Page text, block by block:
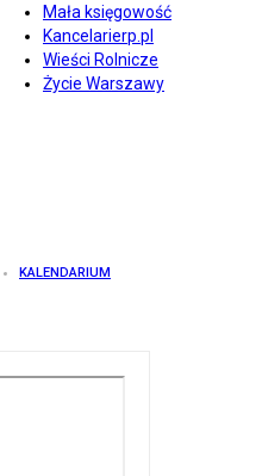
Mała księgowość
Kancelarierp.pl
Wieści Rolnicze
Życie Warszawy
KALENDARIUM